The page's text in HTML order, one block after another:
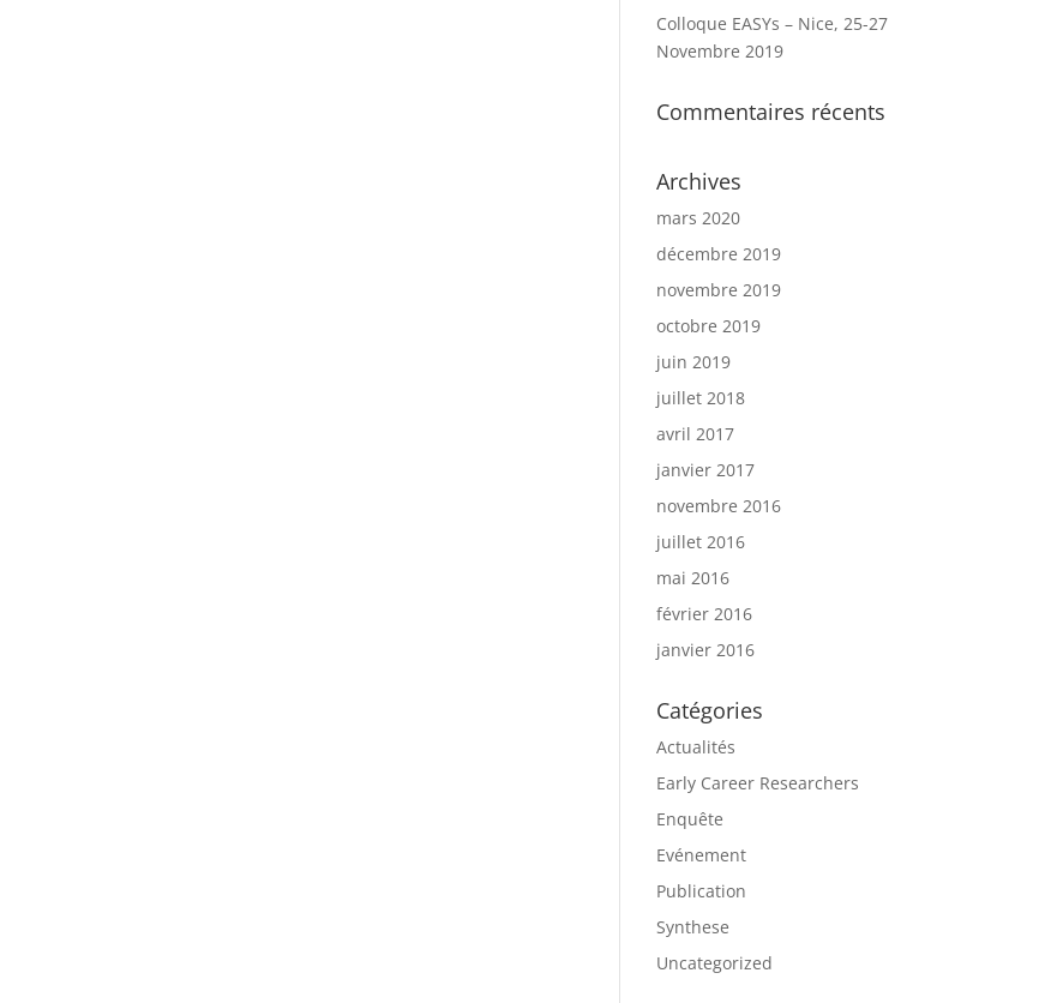
Colloque EASYs – Nice, 25-27
Novembre 2019
Commentaires récents
Archives
mars 2020
décembre 2019
novembre 2019
octobre 2019
juin 2019
juillet 2018
avril 2017
janvier 2017
novembre 2016
juillet 2016
mai 2016
février 2016
janvier 2016
Catégories
Actualités
Early Career Researchers
Enquête
Evénement
Publication
Synthese
Uncategorized